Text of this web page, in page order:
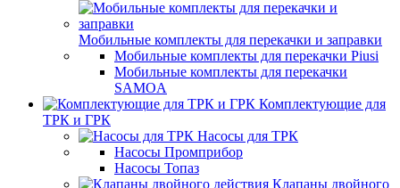
Мобильные комплекты для перекачки и заправки
Мобильные комплекты для перекачки Piusi
Мобильные комплекты для перекачки
SAMOA
Комплектующие для
ТРК и ГРК
Насосы для ТРК
Насосы Промприбор
Насосы Топаз
Клапаны двойного